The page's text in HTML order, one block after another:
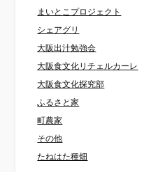
まいとこプロジェクト
シェアグリ
大阪出汁勉強会
大阪食文化リチェルカーレ
大阪食文化探究部
ふるさと家
町農家
その他
たねはた種畑